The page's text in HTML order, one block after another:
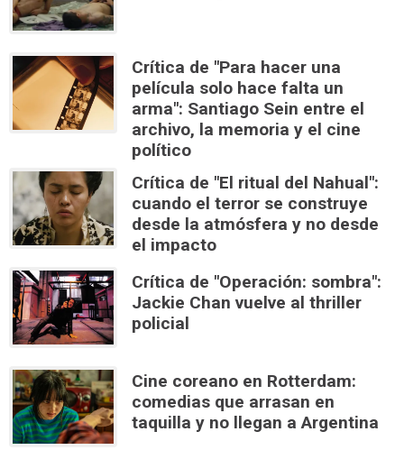
Crítica de "Para hacer una
película solo hace falta un
arma": Santiago Sein entre el
archivo, la memoria y el cine
político
Crítica de "El ritual del Nahual":
cuando el terror se construye
desde la atmósfera y no desde
el impacto
Crítica de "Operación: sombra":
Jackie Chan vuelve al thriller
policial
Cine coreano en Rotterdam:
comedias que arrasan en
taquilla y no llegan a Argentina